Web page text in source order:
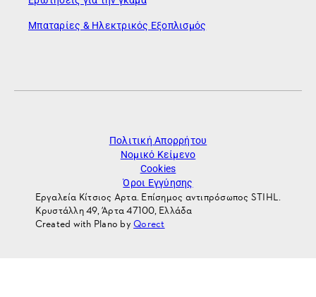
Μπαταρίες & Ηλεκτρικός Εξοπλισμός
Πολιτική Απορρήτου
Νομικό Κείμενο
Cookies
Όροι Εγγύησης
Εργαλεία Κίτσιος Αρτα. Επίσημος αντιπρόσωπος STIHL.
Κρυστάλλη 49, Άρτα 47100, Ελλάδα
Created with Plano byQorect